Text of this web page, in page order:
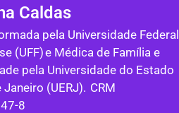
Caldas
pela Universidade Federal
(UFF) e Médica de Família e
pela Universidade do Estado
Janeiro (UERJ). CRM
8